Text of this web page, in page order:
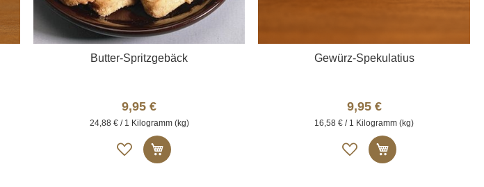
Butter-Spritzgebäck
9,95 €
24,88 € / 1 Kilogramm (kg)
Auf
die
In den Warenkorb
Gewürz-Spekulatius
9,95 €
16,58 € / 1 Kilogramm (kg)
Auf
die
In den